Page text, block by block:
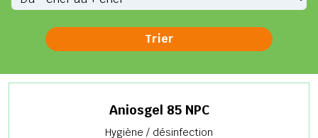
Aniosgel 85 NPC
Hygiène / désinfection